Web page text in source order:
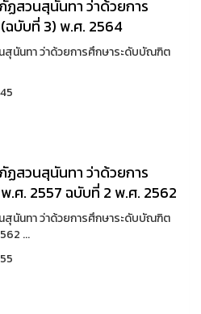
ฏสวนสุนันทา ว่าด้วยการ
บับที่ 3) พ.ศ. 2564
สุนันทา ว่าด้วยการศึกษาระดับบัณฑิต
ฏสวนสุนันทา ว่าด้วยการ
ศ. 2557 ฉบับที่ 2 พ.ศ. 2562
สุนันทา ว่าด้วยการศึกษาระดับบัณฑิต
...